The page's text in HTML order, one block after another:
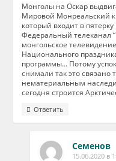
Монголы на Оскар
Мировой Монреальский
который входит в
Федеральный телеканал
монгольское
Национального
программы… Потому
снимали так это
нематериальным
сегодня строится
Ответить
Семенов
15.06.2020 в